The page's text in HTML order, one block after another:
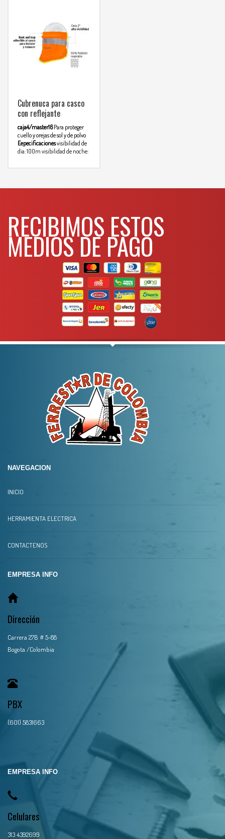
Cubrenuca para casco
con reflejante
caja4/master16 Para proteger
cuello y orejas de sol y de polvo
Eepecificacionesvisibilidad de
dia: 100m visibilidad de noche:
RECIBIMOS ESTOS
MEDIOS DE PAGO
NAVEGACION
INICIO
HERRAMIENTA ELECTRICA
CONTACTENOS
EMPRESA INFO
Dirección
Carrera 27B # 5-88
Bogota /Colombia
PBX
(601) 5831663
EMPRESA INFO
Celulares
313 4392699